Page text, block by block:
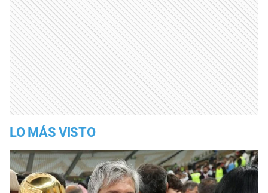
LO MÁS VISTO